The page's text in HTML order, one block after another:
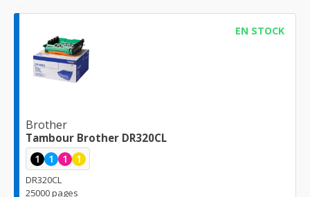
EN STOCK
Brother
Tambour Brother DR320CL
1 1 1 1
DR320CL
25000 pages